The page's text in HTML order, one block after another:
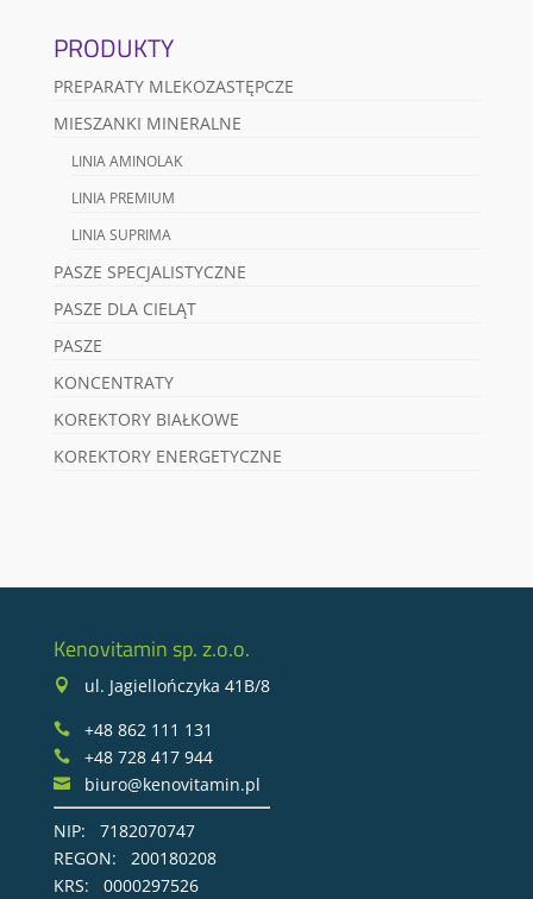
PRODUKTY
PREPARATY MLEKOZASTĘPCZE
MIESZANKI MINERALNE
LINIA AMINOLAK
LINIA PREMIUM
LINIA SUPRIMA
PASZE SPECJALISTYCZNE
PASZE DLA CIELĄT
PASZE
KONCENTRATY
KOREKTORY BIAŁKOWE
KOREKTORY ENERGETYCZNE
Kenovitamin sp. z.o.o.
 ul. Jagiellończyka 41B/8
+48 862 111 131
+48 728 417 944
 biuro@kenovitamin.pl
NIP: 7182070747
REGON: 200180208
KRS: 0000297526